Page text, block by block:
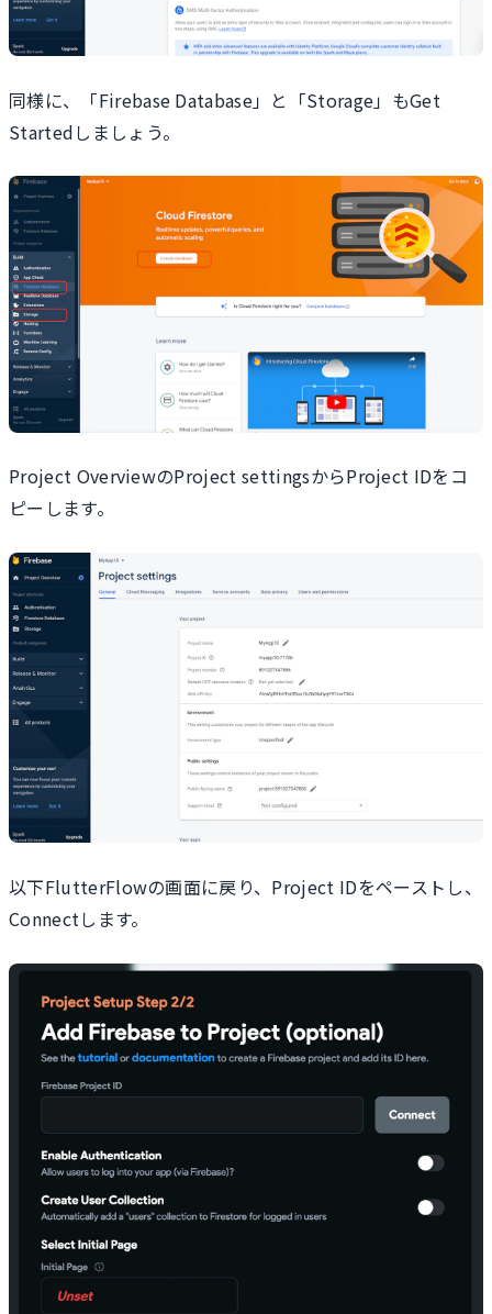
同様に、「Firebase Database」と「Storage」もGet
Startedしましょう。
Project OverviewのProject settingsからProject IDをコ
ピーします。
以下FlutterFlowの画面に戻り、Project IDをペーストし、
Connectします。